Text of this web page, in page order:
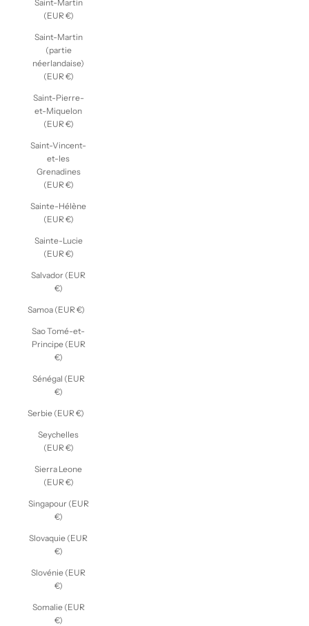
Saint-Martin
(EUR €)
Saint-Martin
(partie
néerlandaise)
(EUR €)
Saint-Pierre-
et-Miquelon
(EUR €)
Saint-Vincent-
et-les
Grenadines
(EUR €)
Sainte-Hélène
(EUR €)
Sainte-Lucie
(EUR €)
Salvador (EUR
€)
Samoa (EUR €)
Sao Tomé-et-
Principe (EUR
€)
Sénégal (EUR
€)
Serbie (EUR €)
Seychelles
(EUR €)
Sierra Leone
(EUR €)
Singapour (EUR
€)
Slovaquie (EUR
€)
Slovénie (EUR
€)
Somalie (EUR
€)